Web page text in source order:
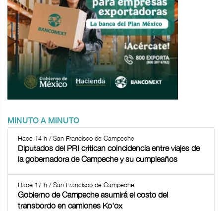
MINUTO A MINUTO
Hace 14 h / San Francisco de Campeche
Diputados del PRI critican coincidencia entre viajes de
la gobernadora de Campeche y su cumpleaños
Hace 17 h / San Francisco de Campeche
Gobierno de Campeche asumirá el costo del
transbordo en camiones Ko'ox